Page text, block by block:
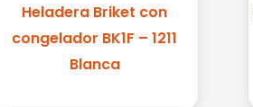
Heladera Briket con
congelador BK1F – 1211
Blanca